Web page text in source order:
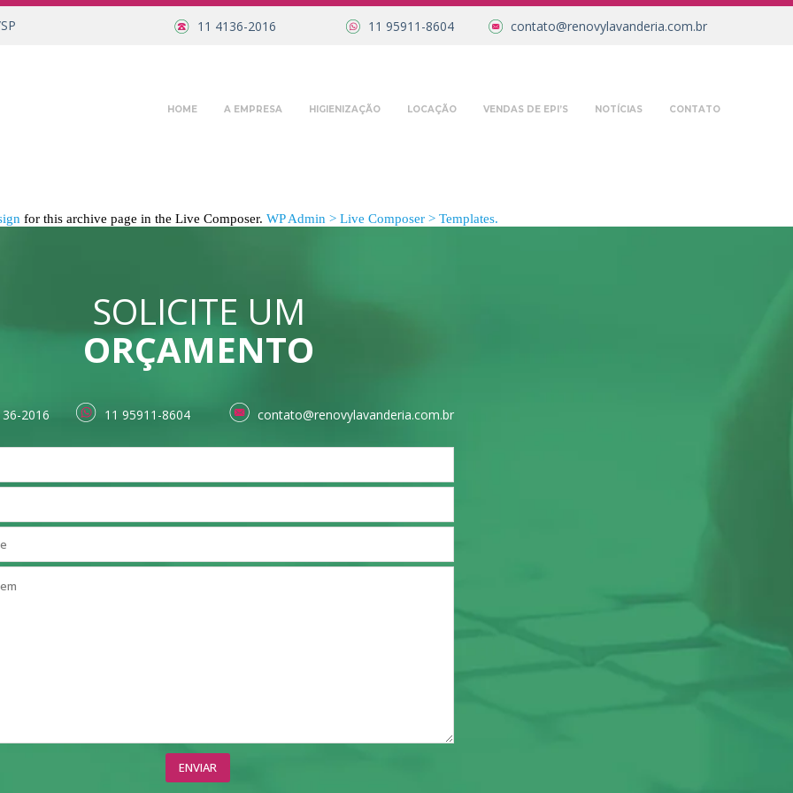
11 4136-2016 11 95911-8604 contato@renovylavanderia.com.br
HOME A EMPRESA HIGIENIZAÇÃO LOCAÇÃO VENDAS DE EPI’S NOTÍCIAS CONTATO
for this archive page in the Live Composer. WP Admin > Live Composer > Templates.
SOLICITE UM
ORÇAMENTO
2016 11 95911-8604 contato@renovylavanderia.com.br